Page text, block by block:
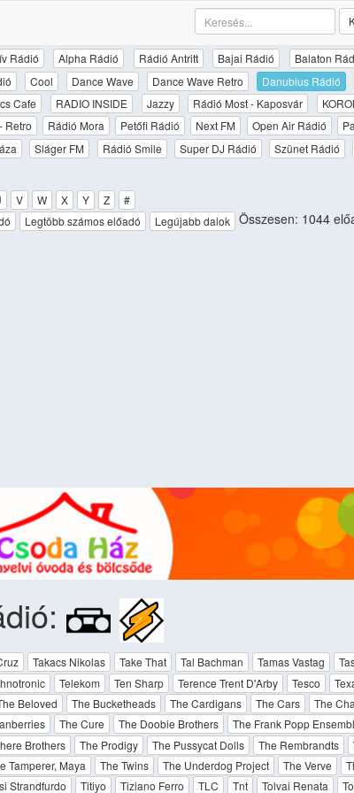
Rádió Alpha Rádió Rádió Antritt Bajai Rádió Balaton
Cool Dance Wave Dance Wave Retro Danubius Rádió
Cafe RADIO INSIDE Jazzy Rádió Most - Kaposvár
Retro Rádió Mora Petőfi Rádió Next FM Open Air Rádió
Sláger FM Rádió Smile Super DJ Rádió Szünet Rádió
V W X Y Z
#
Legtöbb számos előadó Legújabb dalok Összesen: 1044
Takacs Nikolas Take That Tal Bachman Tamas Vastag
Telekom Ten Sharp Terence Trent D'Arby Tesco
Beloved The Bucketheads The Cardigans The Cars The
The Cure The Doobie Brothers The Frank Popp
Brothers The Prodigy The Pussycat Dolls The Rembrandts
Tamperer, Maya The Twins The Underdog Project The Verve
Strandfurdo Titiyo Tiziano Ferro TLC Tnt Tolvai Renata